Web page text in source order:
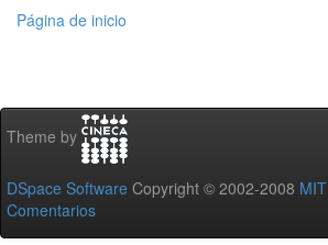
Página de inicio
Theme by
DSpace Software Copyright © 2002-2008 MIT
Comentarios